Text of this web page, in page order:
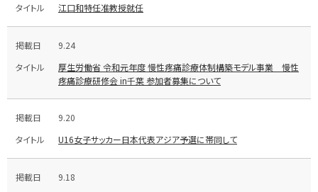
江口和特任准教授就任
9.24
厚生労働省 令和元年度 慢性疼痛診療体制構築モデル事業 慢性
疼痛診療研修会 in千葉 参加者募集について
9.20
U16女子サッカー日本代表アジア予選に帯同して
9.18